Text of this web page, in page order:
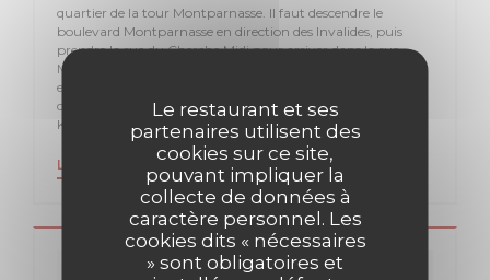
Le restaurant et ses
partenaires utilisent des
cookies sur ce site,
pouvant impliquer la
collecte de données à
caractère personnel. Les
cookies dits « nécessaires
» sont obligatoires et
quartier de la tour Montparnasse. Il faut descendre le
boulevard Montparnasse en direction des Invalides, puis
prendre la rue du Cherche Midi pour arriver dans la rue
Mayet. On repère le restaurant à sa grande devanture verte
et à son enseigne. Bienvenue dans le restaurant H Kitchen,
car H comme la première lettre du nom du chef Hidenori
Kitaguchi.
LIRE L'ARTICLE((OUVRE UNE NOUVELLE FENÊTRE))